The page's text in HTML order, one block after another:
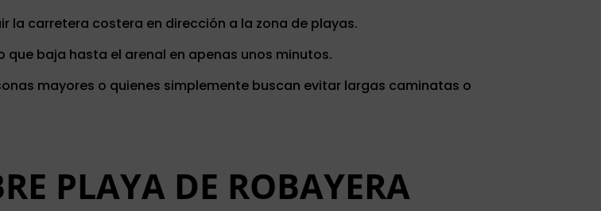
la carretera costera en dirección a la zona de playas.
baja hasta el arenal en apenas unos minutos.
mayores o quienes simplemente buscan evitar largas caminatas o
PLAYA DE ROBAYERA